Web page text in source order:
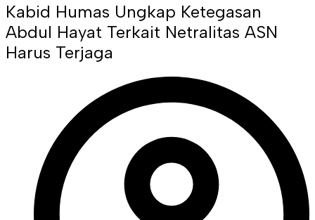
Kabid Humas Ungkap Ketegasan
Abdul Hayat Terkait Netralitas ASN
Harus Terjaga